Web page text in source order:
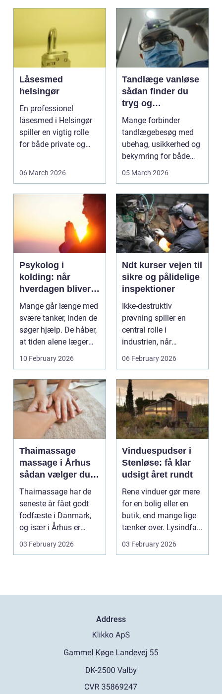
Låsesmed
helsingør
En professionel
låsesmed i Helsingør
spiller en vigtig rolle
for både private og
06 March 2026
Tandlæge vanløse
sådan finder du
tryg og
professionel
tandpleje
Mange forbinder
tandlægebesøg med
ubehag, usikkerhed og
bekymring for både
smerter og pris.
05 March 2026
Psykolog i
kolding: når
hverdagen bliver
for tung at bære
alene
Mange går længe med
svære tanker, inden de
søger hjælp. De håber,
at tiden alene læger
sårene, at tr...
10 February 2026
Ndt kurser vejen til
sikre og pålidelige
inspektioner
Ikke-destruktiv
prøvning spiller en
central rolle i
industrien, når
konstruktioner,
svejsninger og k...
06 February 2026
Thaimassage
massage i Århus
sådan vælger du
den rette
behandling
Thaimassage har de
seneste år fået godt
fodfæste i Danmark,
og især i Århus er
udbuddet vokset
03 February 2026
Vinduespudser i
Stenløse: få klar
udsigt året rundt
Rene vinduer gør mere
for en bolig eller en
butik, end mange lige
tænker over. Lysindfa...
03 February 2026
Address